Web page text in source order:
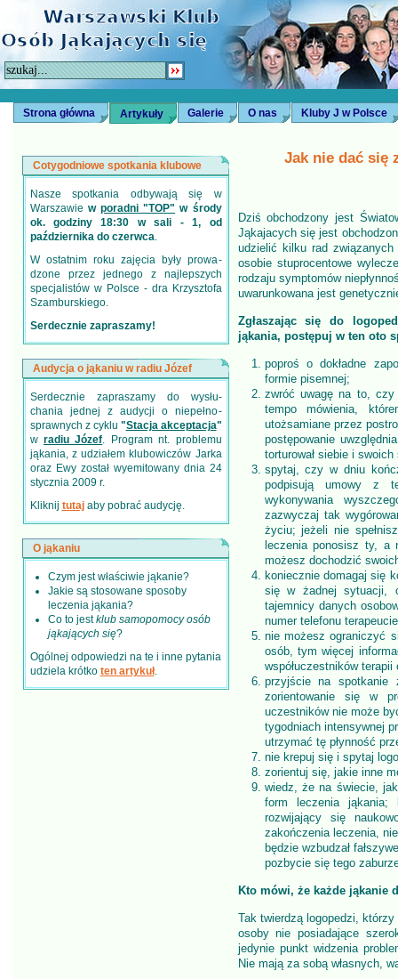
Strona główna Artykuły Galerie O nas Kluby J w Polsce
Cotygodniowe spotkania klubowe
Nasze spotkania odbywają się w
Warszawie w poradni "TOP" w środy
ok. godziny 18:30 w sali - 1, od
października do czerwca.
W ostatnim roku zajęcia były prowa­
dzone przez jednego z najlepszych
specjalistów w Polsce - dra Krzysztofa
Szamburskiego.
Serdecznie zapraszamy!
Audycja o jąkaniu w radiu Józef
Serdecznie zapraszamy do wysłu­
chania jednej z audycji o niepełno­
sprawnych z cyklu "Stacja akceptacja"
w radiu Józef. Program nt. problemu
jąkania, z udziałem klubowiczów Jarka
oraz Ewy został wyemitowany dnia 24
stycznia 2009 r.
Kliknij tutajaby pobrać audycję.
O jąkaniu
Czym jest właściwie jąkanie?
Jakie są stosowane sposoby
leczenia jąkania?
Co to jestklub samopomocy osób
jąkających się?
Ogólnej odpowiedzi na te i inne pytania
udziela krótko ten artykuł.
Jak nie dać się
Dziś obchodzony jest
Jąkajacych się jest
udzielić kilku rad
osobie stuprocentowe
rodzaju symptomów
uwarunkowana jest
Zgłaszając się do
jąkania, postępuj w ten oto
poproś o dokładne
formie pisemnej;
zwróć uwagę na to,
tempo mówienia,
utożsamiane przez
postępowanie
torturował siebie i swoich
spytaj, czy w dniu
podpisują umowy z
wykonywania
zazwyczaj tak
życiu; jeżeli nie
leczenia ponosisz ty, a
możesz dochodzić
koniecznie domagaj się
się w żadnej sytuacji,
tajemnicy danych
numer telefonu
nie możesz ograniczyć
osób, tym więcej
współuczestników
przyjście na
zorientowanie się w
uczestników nie może
tygodniach intensywnej
utrzymać tę płynność
nie krepuj się i spytaj
zorientuj się, jakie inne
wiedz, że na świecie,
form leczenia jąkania;
rozwijający się
zakończenia leczenia, nie
będzie wzbudzał
pozbycie się tego
Kto mówi, że każde jąkanie
Tak twierdzą logopedzi,
osoby nie posiadające
jedynie punkt widzenia
Nie mają za sobą własnych,